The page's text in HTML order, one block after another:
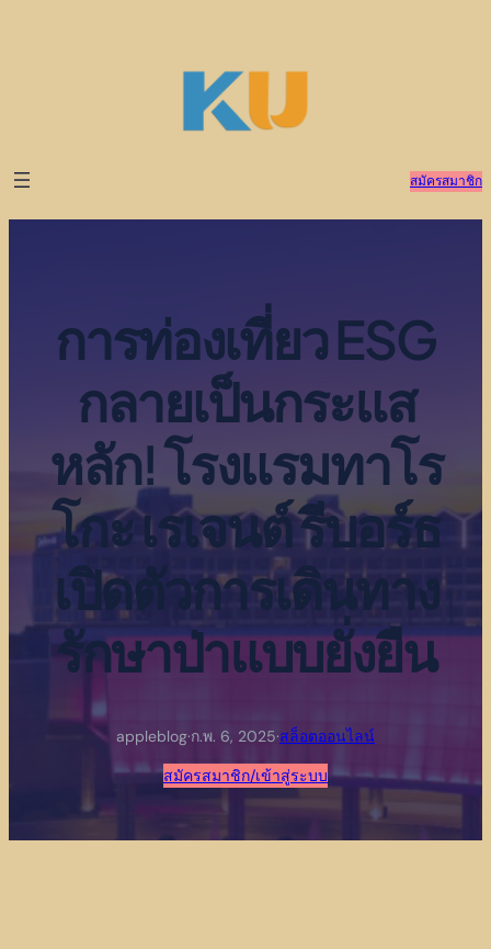
สมัครสมาชิก
การท่องเที่ยว ESG
กลายเป็นกระแส
หลัก! โรงแรมทาโร
โกะ เรเจนต์ รีบอร์ธ
เปิดตัวการเดินทาง
รักษาป่าแบบยั่งยืน
appleblog·ก.พ. 6, 2025·สล็อตออนไลน์
สมัครสมาชิก/เข้าสู่ระบบ